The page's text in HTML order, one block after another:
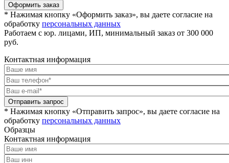
Оформить заказ
* Нажимая кнопку «Оформить заказ», вы даете согласие на
обработку персональных данных
Работаем с юр. лицами, ИП, минимальный заказ от 300 000
руб.
Контактная информация
Отправить запрос
* Нажимая кнопку «Отправить запрос», вы даете согласие на
обработку персональных данных
Образцы
Контактная информация